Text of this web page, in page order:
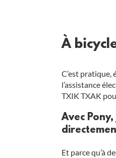
À
C’est pratique,
l’assistance
TXIK TXAK
Avec
Et parce qu’à